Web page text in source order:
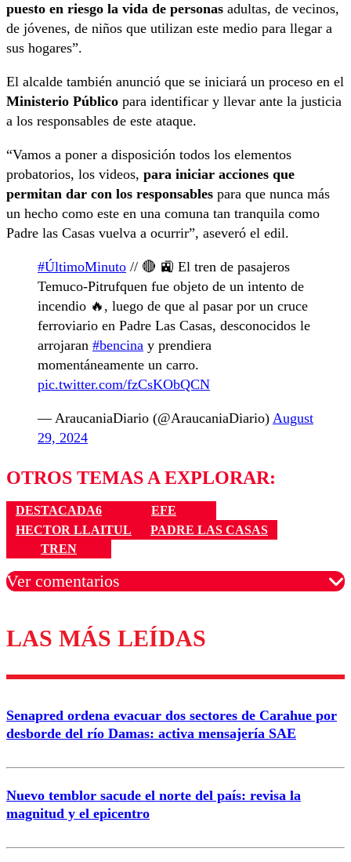
puesto en riesgo la vida de personas adultas, de vecinos,
de jóvenes, de niños que utilizan este medio para llegar a
sus hogares”.
El alcalde también anunció que se iniciará un proceso en el
Ministerio Público para identificar y llevar ante la justicia
a los responsables de este ataque.
“Vamos a poner a disposición todos los elementos
probatorios, los videos, para iniciar acciones que
permitan dar con los responsables para que nunca más
un hecho como este en una comuna tan tranquila como
Padre las Casas vuelva a ocurrir”, aseveró el edil.
#ÚltimoMinuto // 🔴 🚉 El tren de pasajeros
Temuco-Pitrufquen fue objeto de un intento de
incendio 🔥, luego de que al pasar por un cruce
ferroviario en Padre Las Casas, desconocidos le
arrojaran #bencina y prendiera
momentáneamente un carro.
pic.twitter.com/fzCsKObQCN
— AraucaniaDiario (@AraucaniaDiario) August
29, 2024
OTROS TEMAS A EXPLORAR:
DESTACADA6
EFE
HECTOR LLAITUL
PADRE LAS CASAS
TREN
Ver comentarios
Los comentarios son moderados para garantizar un
diálogo respetuoso.
Correo
LAS MÁS LEÍDAS
Senapred ordena evacuar dos sectores de Carahue por
desborde del río Damas: activa mensajería SAE
Nuevo temblor sacude el norte del país: revisa la
magnitud y el epicentro